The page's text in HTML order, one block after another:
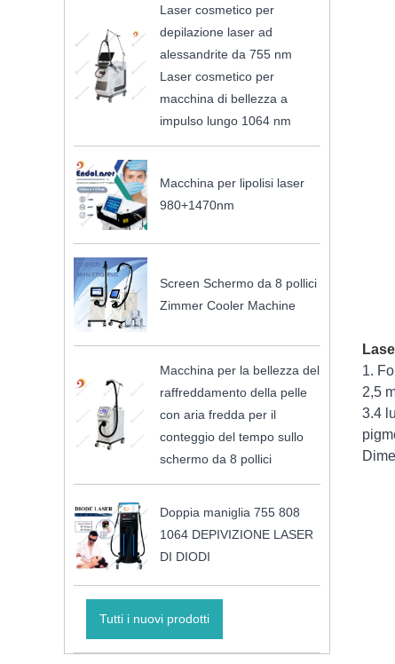
Laser cosmetico per
depilazione laser ad
alessandrite da 755 nm
Laser cosmetico per
macchina di bellezza a
impulso lungo 1064 nm
Macchina per lipolisi laser
980+1470nm
Screen Schermo da 8 pollici
Zimmer Cooler Machine
Macchina per la bellezza del
raffreddamento della pelle
con aria fredda per il
conteggio del tempo sullo
schermo da 8 pollici
Doppia maniglia 755 808
1064 DEPIVIZIONE LASER
DI DIODI
Tutti i nuovi prodotti
1.
2,5
3.4